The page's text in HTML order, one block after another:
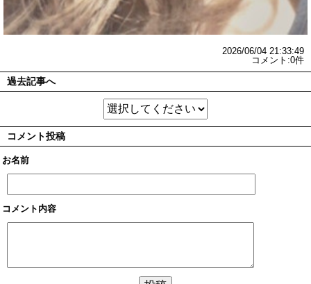
2026/06/04 21:33:49
コメント:0件
過去記事へ
コメント投稿
お名前
コメント内容